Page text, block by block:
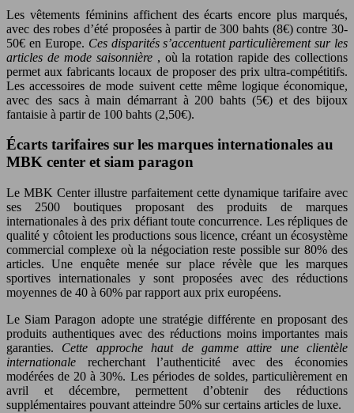
Les vêtements féminins affichent des écarts encore plus marqués,
avec des robes d’été proposées à partir de 300 bahts (8€) contre 30-
50€ en Europe. Ces disparités s’accentuent particulièrement sur les
articles de mode saisonnière , où la rotation rapide des collections
permet aux fabricants locaux de proposer des prix ultra-compétitifs.
Les accessoires de mode suivent cette même logique économique,
avec des sacs à main démarrant à 200 bahts (5€) et des bijoux
fantaisie à partir de 100 bahts (2,50€).
Écarts tarifaires sur les marques internationales au
MBK center et siam paragon
Le MBK Center illustre parfaitement cette dynamique tarifaire avec
ses 2500 boutiques proposant des produits de marques
internationales à des prix défiant toute concurrence. Les répliques de
qualité y côtoient les productions sous licence, créant un écosystème
commercial complexe où la négociation reste possible sur 80% des
articles. Une enquête menée sur place révèle que les marques
sportives internationales y sont proposées avec des réductions
moyennes de 40 à 60% par rapport aux prix européens.
Le Siam Paragon adopte une stratégie différente en proposant des
produits authentiques avec des réductions moins importantes mais
garanties. Cette approche haut de gamme attire une clientèle
internationale recherchant l’authenticité avec des économies
modérées de 20 à 30%. Les périodes de soldes, particulièrement en
avril et décembre, permettent d’obtenir des réductions
supplémentaires pouvant atteindre 50% sur certains articles de luxe.